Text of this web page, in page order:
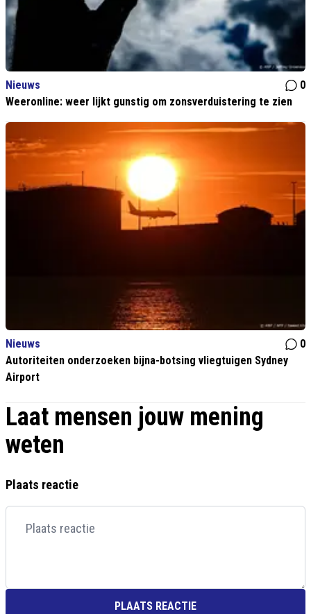
Nieuws
0
Weeronline: weer lijkt gunstig om zonsverduistering te zien
Nieuws
0
Autoriteiten onderzoeken bijna-botsing vliegtuigen Sydney
Airport
Laat mensen jouw mening
weten
Plaats reactie
PLAATS REACTIE